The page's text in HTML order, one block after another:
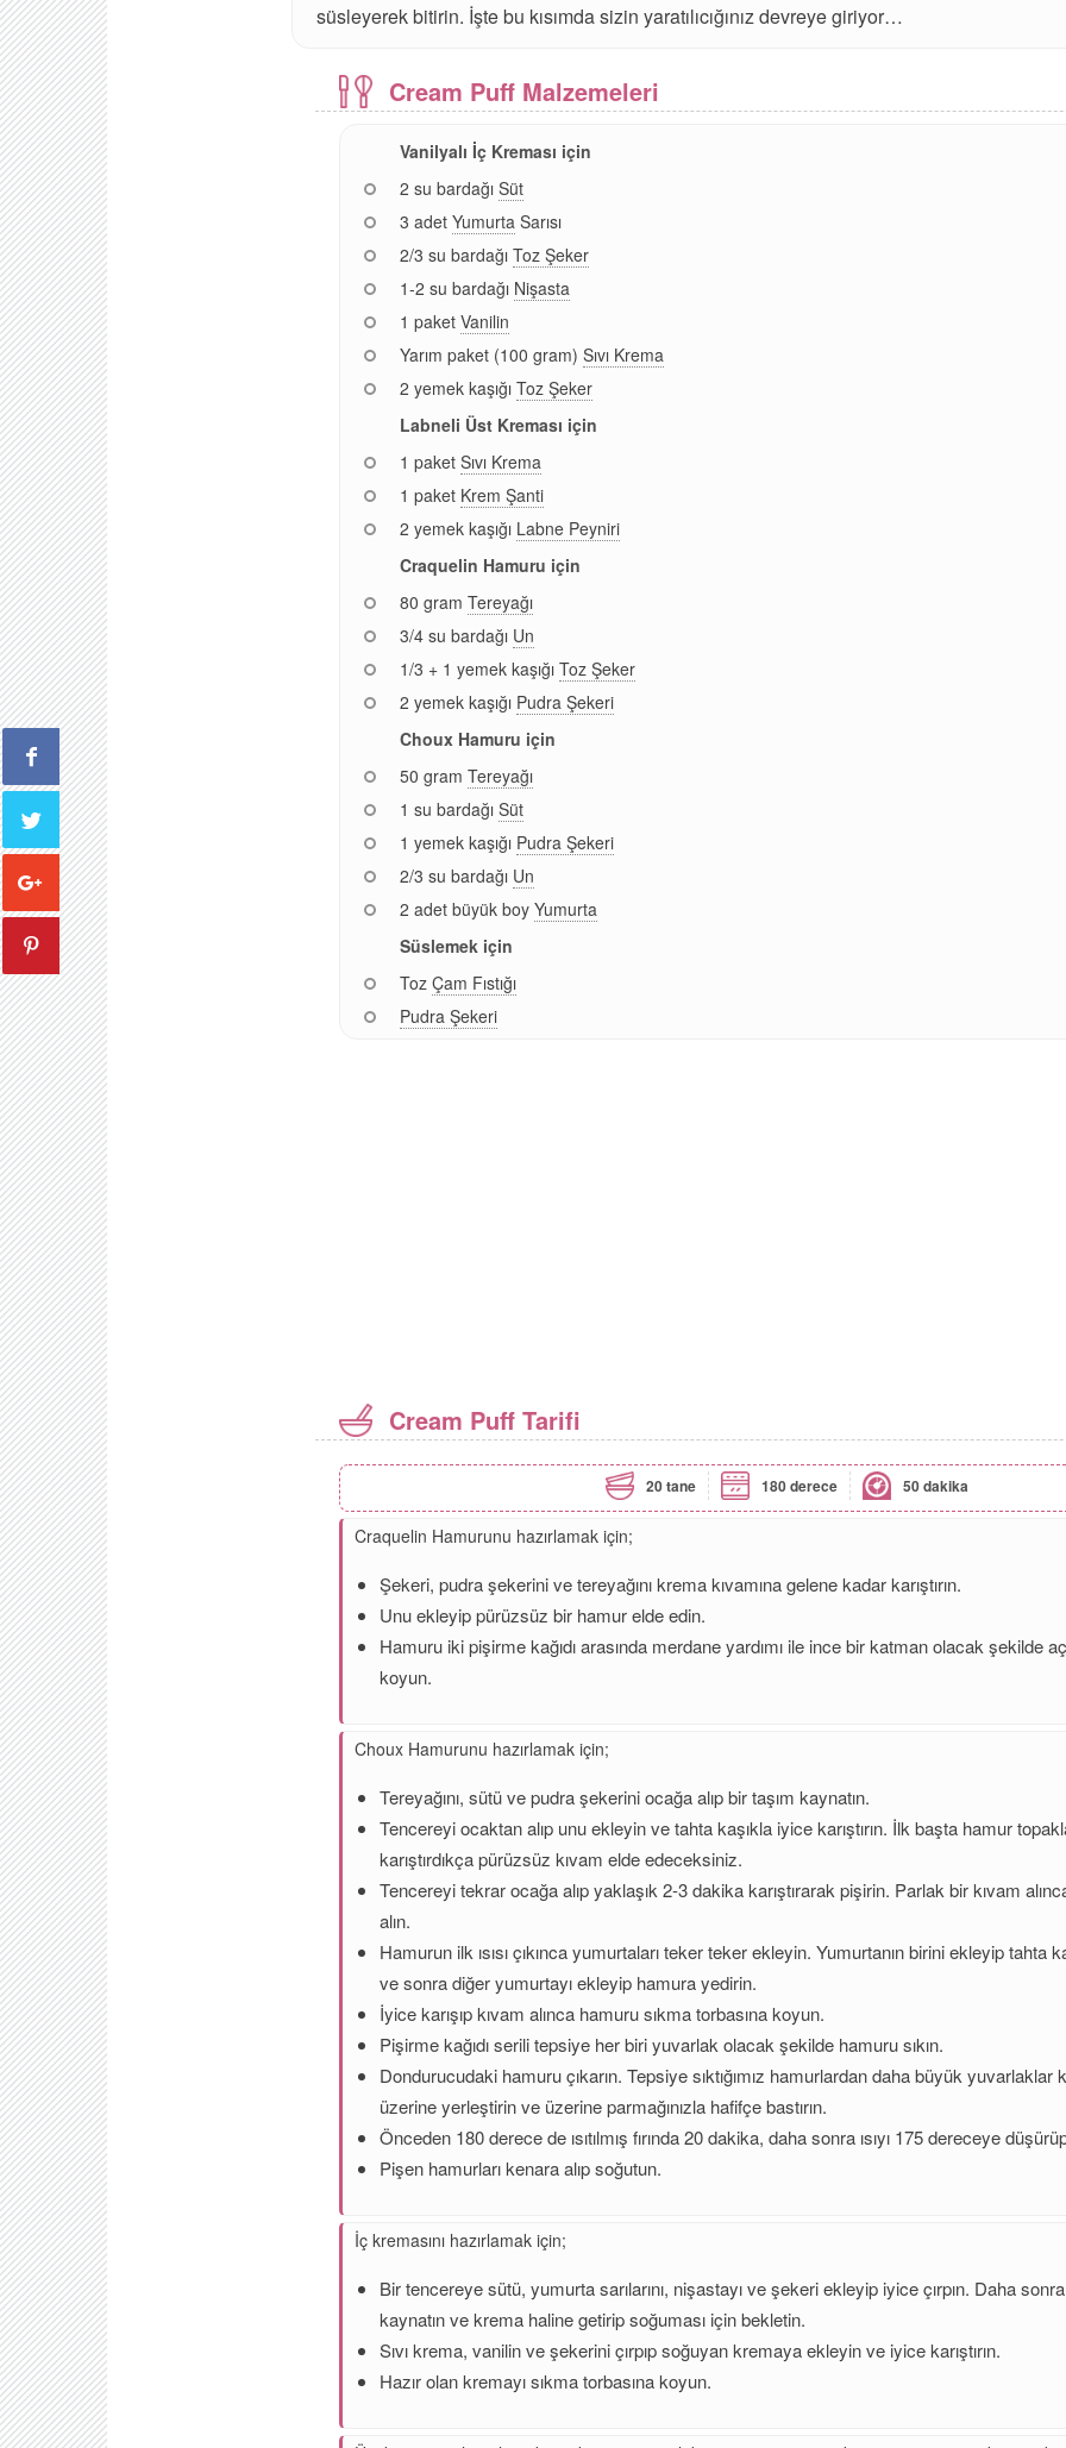
süsleyerek bitirin. İşte bu kısımda sizin yaratılıcığınız devreye giriyor…
Cream Puff Malzemeleri
Vanilyalı İç Kreması için
2 su bardağı Süt
3 adet Yumurta Sarısı
2/3 su bardağı Toz Şeker
1-2 su bardağı Nişasta
1 paket Vanilin
Yarım paket (100 gram) Sıvı Krema
2 yemek kaşığı Toz Şeker
Labneli Üst Kreması için
1 paket Sıvı Krema
1 paket Krem Şanti
2 yemek kaşığı Labne Peyniri
Craquelin Hamuru için
80 gram Tereyağı
3/4 su bardağı Un
1/3 + 1 yemek kaşığı Toz Şeker
2 yemek kaşığı Pudra Şekeri
Choux Hamuru için
50 gram Tereyağı
1 su bardağı Süt
1 yemek kaşığı Pudra Şekeri
2/3 su bardağı Un
2 adet büyük boy Yumurta
Süslemek için
Toz Çam Fıstığı
Pudra Şekeri
Cream Puff Tarifi
20 tane 180 derece 50 dakika
Craquelin Hamurunu hazırlamak için;
Şekeri, pudra şekerini ve tereyağını krema kıvamına gelene kadar karıştırın.
Unu ekleyip pürüzsüz bir hamur elde edin.
Hamuru iki pişirme kağıdı arasında merdane yardımı ile ince bir katman olacak şekilde
koyun.
Choux Hamurunu hazırlamak için;
Tereyağını, sütü ve pudra şekerini ocağa alıp bir taşım kaynatın.
Tencereyi ocaktan alıp unu ekleyin ve tahta kaşıkla iyice karıştırın. İlk başta hamur
karıştırdıkça pürüzsüz kıvam elde edeceksiniz.
Tencereyi tekrar ocağa alıp yaklaşık 2-3 dakika karıştırarak pişirin. Parlak bir kıvam
alın.
Hamurun ilk ısısı çıkınca yumurtaları teker teker ekleyin. Yumurtanın birini ekleyip tahta
ve sonra diğer yumurtayı ekleyip hamura yedirin.
İyice karışıp kıvam alınca hamuru sıkma torbasına koyun.
Pişirme kağıdı serili tepsiye her biri yuvarlak olacak şekilde hamuru sıkın.
Dondurucudaki hamuru çıkarın. Tepsiye sıktığımız hamurlardan daha büyük yuvarlaklar
üzerine yerleştirin ve üzerine parmağınızla hafifçe bastırın.
Önceden 180 derece de ısıtılmış fırında 20 dakika, daha sonra ısıyı 175 dereceye
Pişen hamurları kenara alıp soğutun.
İç kremasını hazırlamak için;
Bir tencereye sütü, yumurta sarılarını, nişastayı ve şekeri ekleyip iyice çırpın. Daha
kaynatın ve krema haline getirip soğuması için bekletin.
Sıvı krema, vanilin ve şekerini çırpıp soğuyan kremaya ekleyin ve iyice karıştırın.
Hazır olan kremayı sıkma torbasına koyun.